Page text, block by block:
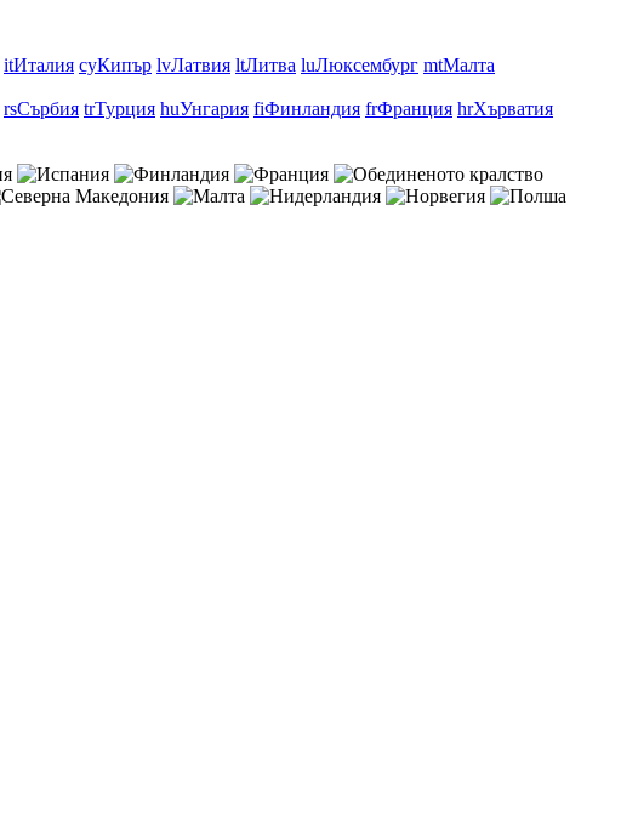
itИталия cyКипър lvЛатвия ltЛитва luЛюксембург mtМалта
rsСърбия trТурция huУнгария fiФинландия frФранция hrХърватия